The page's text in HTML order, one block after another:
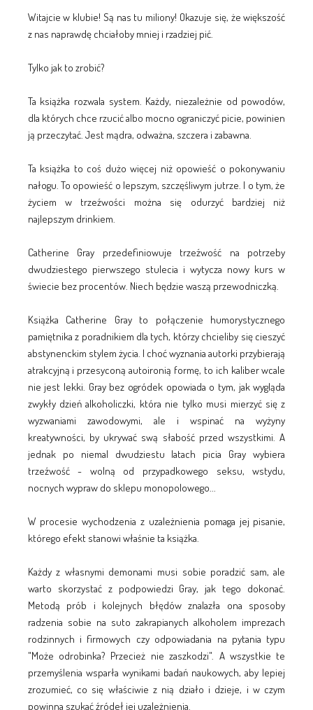
Witajcie w klubie! Są nas tu miliony! Okazuje się, że większość
z nas naprawdę chciałoby mniej i rzadziej pić.
Tylko jak to zrobić?
Ta książka rozwala system. Każdy, niezależnie od powodów,
dla których chce rzucić albo mocno ograniczyć picie, powinien
ją przeczytać. Jest mądra, odważna, szczera i zabawna.
Ta książka to coś dużo więcej niż opowieść o pokonywaniu
nałogu. To opowieść o lepszym, szczęśliwym jutrze. I o tym, że
życiem w trzeźwości można się odurzyć bardziej niż
najlepszym drinkiem.
Catherine Gray przedefiniowuje trzeźwość na potrzeby
dwudziestego pierwszego stulecia i wytycza nowy kurs w
świecie bez procentów. Niech będzie waszą przewodniczką.
Książka Catherine Gray to połączenie humorystycznego
pamiętnika z poradnikiem dla tych, którzy chcieliby się cieszyć
abstynenckim stylem życia. I choć wyznania autorki przybierają
atrakcyjną i przesyconą autoironią formę, to ich kaliber wcale
nie jest lekki. Gray bez ogródek opowiada o tym, jak wygląda
zwykły dzień alkoholiczki, która nie tylko musi mierzyć się z
wyzwaniami zawodowymi, ale i wspinać na wyżyny
kreatywności, by ukrywać swą słabość przed wszystkimi. A
jednak po niemal dwudziestu latach picia Gray wybiera
trzeźwość - wolną od przypadkowego seksu, wstydu,
nocnych wypraw do sklepu monopolowego...
W procesie wychodzenia z uzależnienia pomaga jej pisanie,
którego efekt stanowi właśnie ta książka.
Każdy z własnymi demonami musi sobie poradzić sam, ale
warto skorzystać z podpowiedzi Gray, jak tego dokonać.
Metodą prób i kolejnych błędów znalazła ona sposoby
radzenia sobie na suto zakrapianych alkoholem imprezach
rodzinnych i firmowych czy odpowiadania na pytania typu
"Może odrobinka? Przecież nie zaszkodzi". A wszystkie te
przemyślenia wsparła wynikami badań naukowych, aby lepiej
zrozumieć, co się właściwie z nią działo i dzieje, i w czym
powinna szukać źródeł jej uzależnienia.